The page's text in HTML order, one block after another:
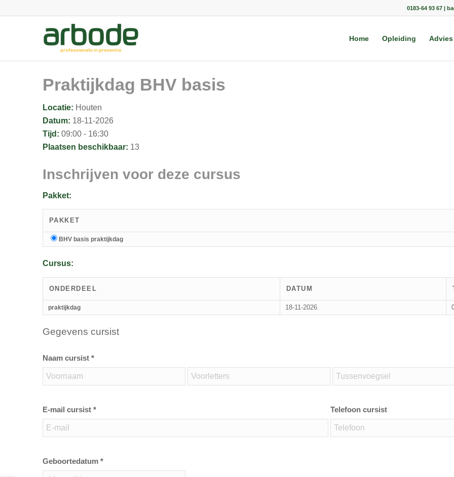
0183-64 93 67 |
Home Opleiding Advies
Praktijkdag BHV basis
Locatie: Houten
Datum: 18-11-2026
Tijd: 09:00 - 16:30
Plaatsen beschikbaar: 13
Inschrijven voor deze cursus
Pakket:
PAKKET
BHV basis praktijkdag
Cursus:
ONDERDEEL DATUM
praktijkdag 18-11-2026
Gegevens cursist
Naam cursist *
E-mail cursist * Telefoon cursist
Geboortedatum *